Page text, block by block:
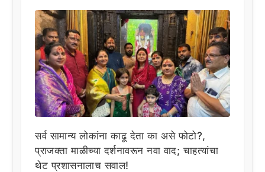
सर्व सामान्य लोकांना काढू देता का असे फोटो?,
प्राजक्ता माळीच्या दर्शनावरून नवा वाद; चाहत्यांचा
थेट प्रशासनालाच सवाल!